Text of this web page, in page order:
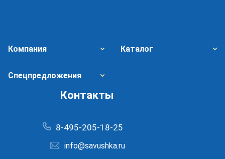
Компания Каталог
Спецпредложения
Контакты
8-495-205-18-25
info@savushka.ru